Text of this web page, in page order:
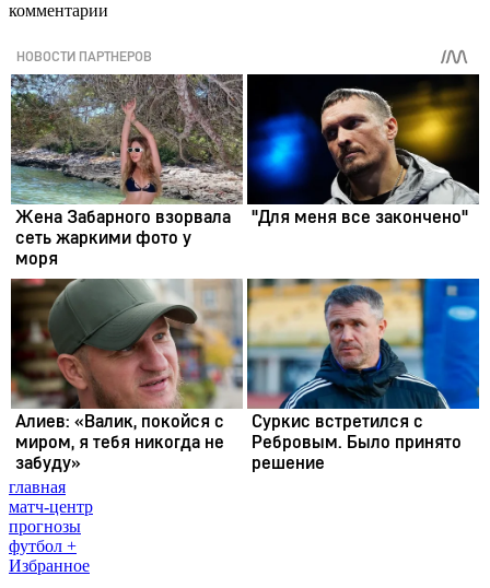
комментарии
главная
матч-центр
прогнозы
футбол +
Избранное